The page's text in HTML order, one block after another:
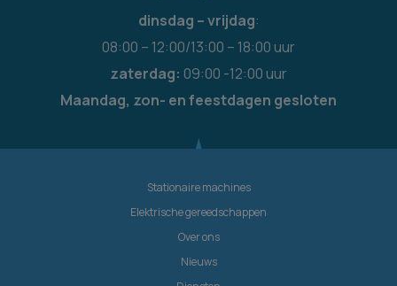
dinsdag – vrijdag:
08:00 – 12:00/13:00 – 18:00 uur
zaterdag: 09:00 -12:00 uur
Maandag, zon- en feestdagen gesloten
Stationaire machines
Elektrische gereedschappen
Over ons
Nieuws